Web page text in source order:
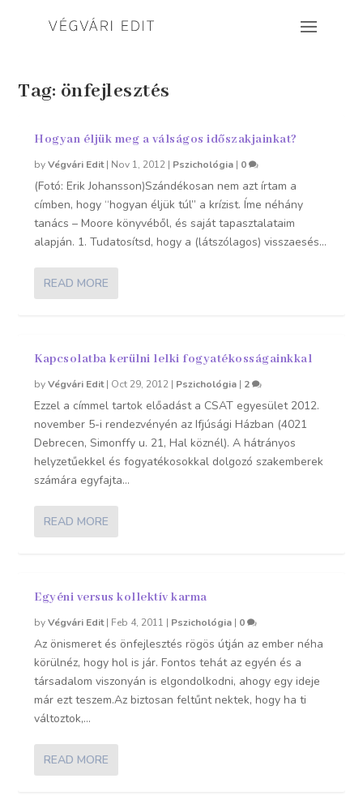
Tag: önfejlesztés
Hogyan éljük meg a válságos időszakjainkat?
byVégvári Edit| Nov 1, 2012 | Pszichológia | 0
(Fotó: Erik Johansson)Szándékosan nem azt írtam a
címben, hogy “hogyan éljük túl” a krízist. Íme néhány
tanács – Moore könyvéből, és saját tapasztalataim
alapján. 1. Tudatosítsd, hogy a (látszólagos) visszaesés...
READ MORE
Kapcsolatba kerülni lelki fogyatékosságainkkal
byVégvári Edit| Oct 29, 2012 | Pszichológia | 2
Ezzel a címmel tartok előadást a CSAT egyesület 2012.
november 5-i rendezvényén az Ifjúsági Házban (4021
Debrecen, Simonffy u. 21, Hal köznél). A hátrányos
helyzetűekkel és fogyatékosokkal dolgozó szakemberek
számára egyfajta...
READ MORE
Egyéni versus kollektív karma
byVégvári Edit| Feb 4, 2011 | Pszichológia | 0
Az önismeret és önfejlesztés rögös útján az ember néha
körülnéz, hogy hol is jár. Fontos tehát az egyén és a
társadalom viszonyán is elgondolkodni, ahogy egy ideje
már ezt teszem.Az biztosan feltűnt nektek, hogy ha ti
változtok,...
READ MORE